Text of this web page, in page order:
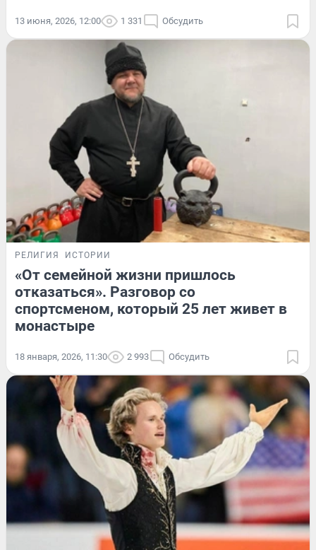
13 июня, 2026, 12:00 1 331 Обсудить
РЕЛИГИЯ ИСТОРИИ
«От семейной жизни пришлось
отказаться». Разговор со
спортсменом, который 25 лет живет в
монастыре
18 января, 2026, 11:30 2 993 Обсудить